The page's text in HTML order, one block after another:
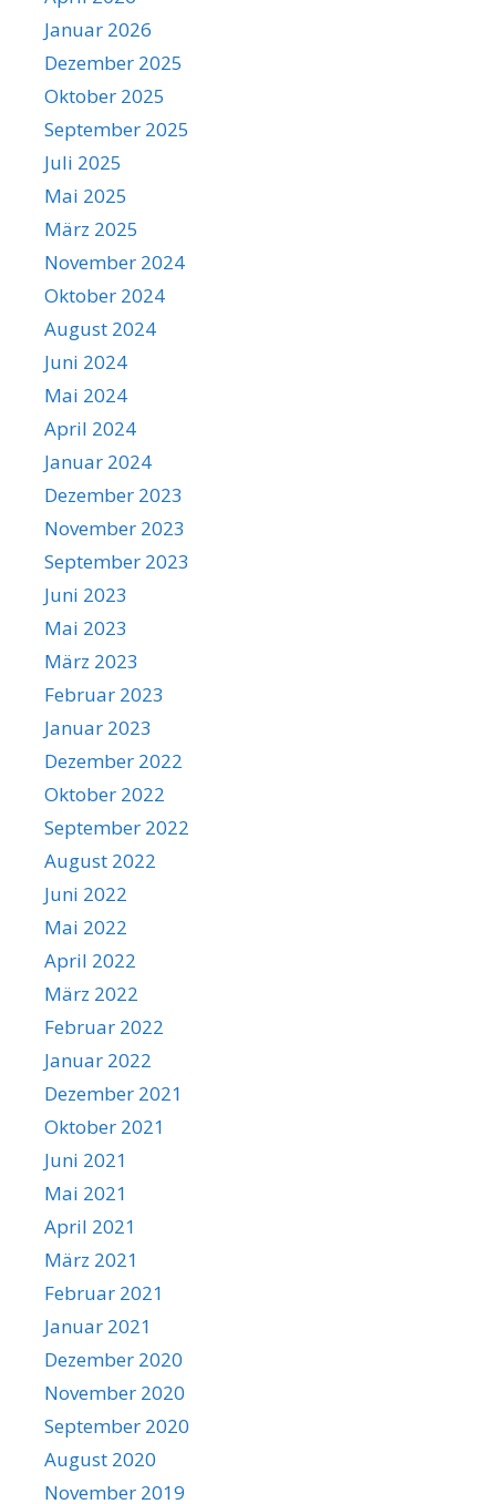
Januar 2026
Dezember 2025
Oktober 2025
September 2025
Juli 2025
Mai 2025
März 2025
November 2024
Oktober 2024
August 2024
Juni 2024
Mai 2024
April 2024
Januar 2024
Dezember 2023
November 2023
September 2023
Juni 2023
Mai 2023
März 2023
Februar 2023
Januar 2023
Dezember 2022
Oktober 2022
September 2022
August 2022
Juni 2022
Mai 2022
April 2022
März 2022
Februar 2022
Januar 2022
Dezember 2021
Oktober 2021
Juni 2021
Mai 2021
April 2021
März 2021
Februar 2021
Januar 2021
Dezember 2020
November 2020
September 2020
August 2020
November 2019